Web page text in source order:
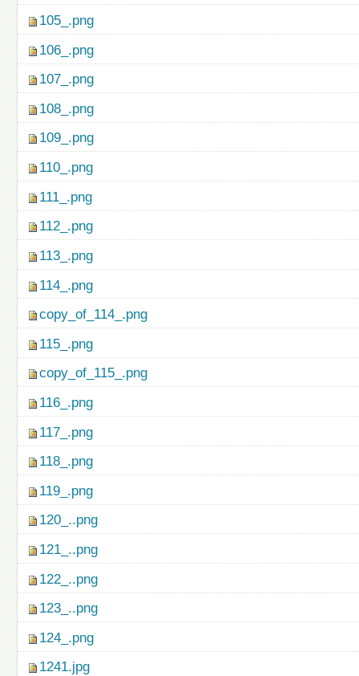
105_.png
106_.png
107_.png
108_.png
109_.png
110_.png
111_.png
112_.png
113_.png
114_.png
copy_of_114_.png
115_.png
copy_of_115_.png
116_.png
117_.png
118_.png
119_.png
120_..png
121_..png
122_..png
123_..png
124_.png
1241.jpg